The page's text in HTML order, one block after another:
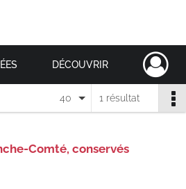
DÉCOUVRIR
1 résultat
40
Comté, conservés